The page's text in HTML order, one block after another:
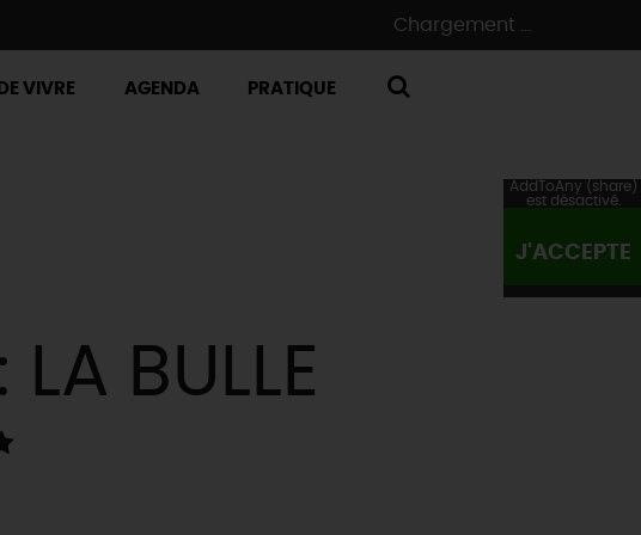
Chargement ...
VIVRE AGENDA PRATIQUE
LA BULLE
AddToAny (share)
est désactivé.
J'ACCEPTE